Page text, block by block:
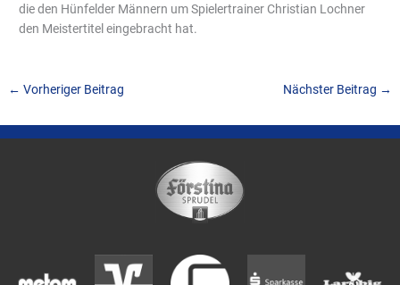
die den Hünfelder Männern um Spielertrainer Christian Lochner
den Meistertitel eingebracht hat.
← Vorheriger Beitrag Nächster Beitrag →